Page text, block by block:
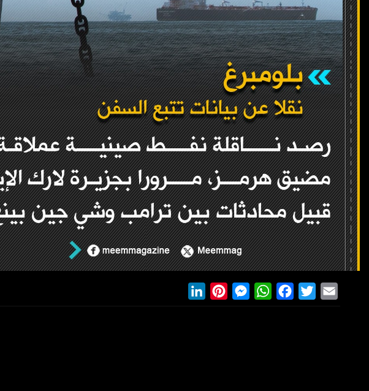
LinkedInPinterestMessengerWhatsAppFacebook
Twitter